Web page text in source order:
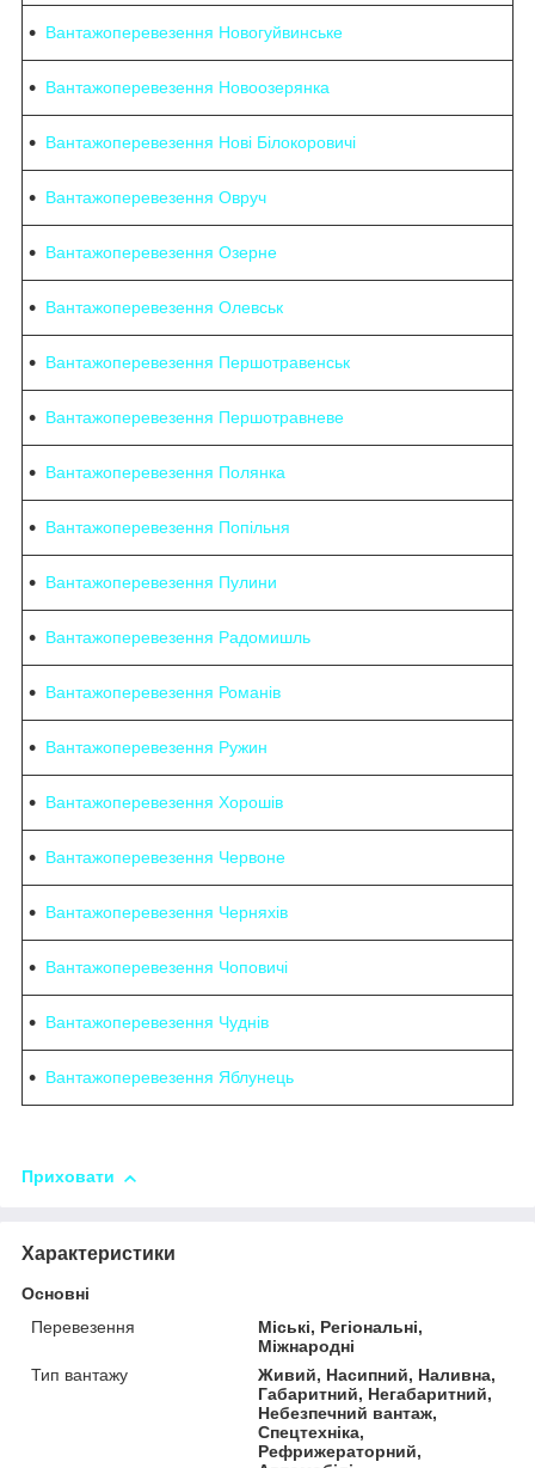
Вантажоперевезення Новогуйвинське
Вантажоперевезення Новоозерянка
Вантажоперевезення Нові Білокоровичі
Вантажоперевезення Овруч
Вантажоперевезення Озерне
Вантажоперевезення Олевськ
Вантажоперевезення Першотравенськ
Вантажоперевезення Першотравневе
Вантажоперевезення Полянка
Вантажоперевезення Попільня
Вантажоперевезення Пулини
Вантажоперевезення Радомишль
Вантажоперевезення Романів
Вантажоперевезення Ружин
Вантажоперевезення Хорошів
Вантажоперевезення Червоне
Вантажоперевезення Черняхів
Вантажоперевезення Чоповичі
Вантажоперевезення Чуднів
Вантажоперевезення Яблунець
Приховати
Характеристики
Основні
Перевезення
Міські, Регіональні,
Міжнародні
Тип вантажу
Живий, Насипний, Наливна,
Габаритний, Негабаритний,
Небезпечний вантаж,
Спецтехніка,
Рефрижераторний,